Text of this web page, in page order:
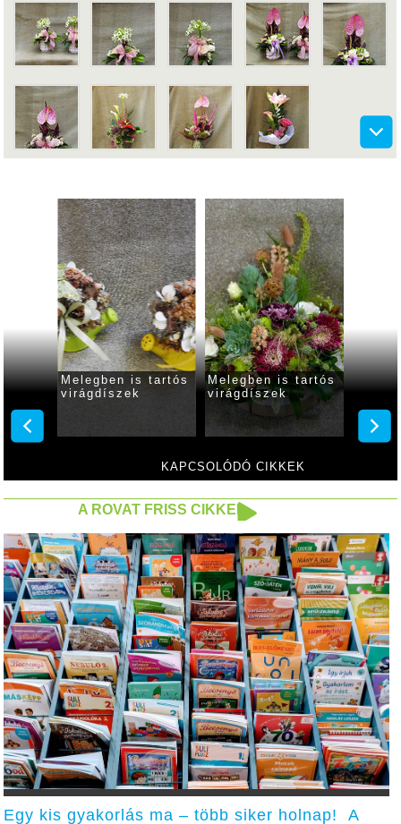
KAPCSOLÓDÓ CIKKEK
napja
Melegben is tartós
virágdíszek
Melegben is tartós
virágdíszek
A ROVAT FRISS CIKKEI
Egy kis gyakorlás ma – több siker holnap! A